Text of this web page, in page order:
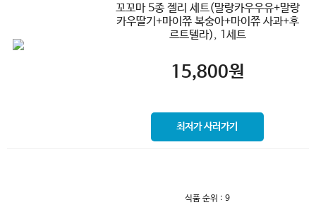
꼬꼬마 5종 젤리 세트(말랑카우우유+말랑
카우딸기+마이쮸 복숭아+마이쮸 사과+후
르트텔라), 1세트
15,800원
최저가 사러가기
식품 순위 : 9